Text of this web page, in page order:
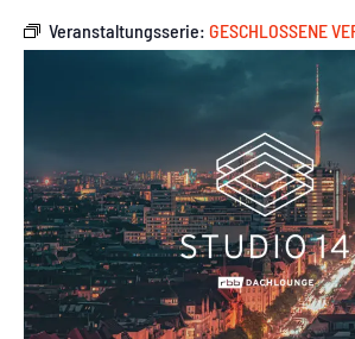
Veranstaltungsserie: GESCHLOSSENE